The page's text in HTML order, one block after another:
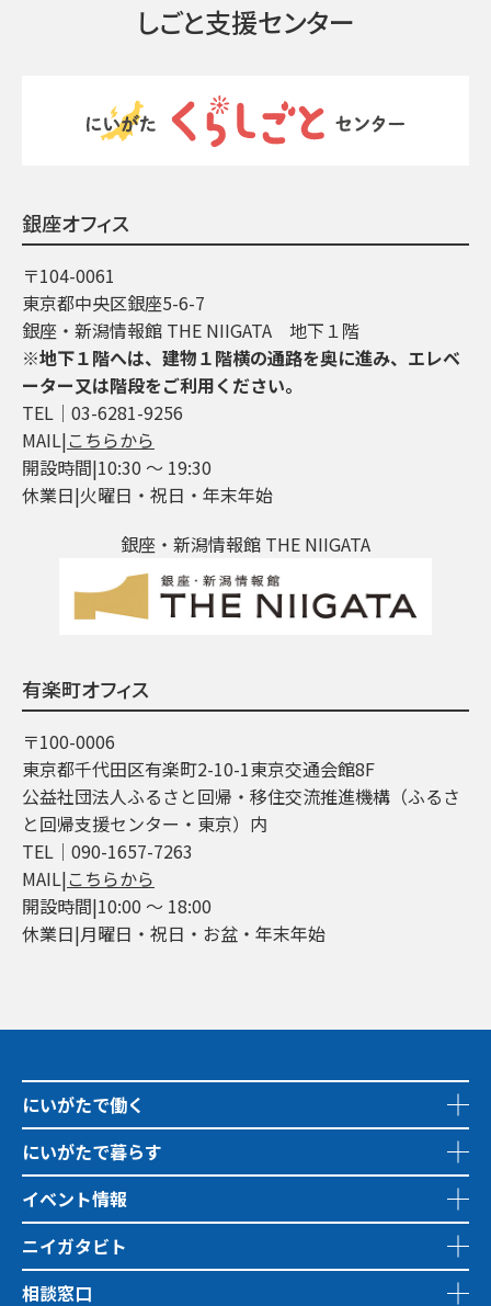
しごと支援センター
銀座オフィス
〒104-0061
東京都中央区銀座5-6-7
銀座・新潟情報館 THE NIIGATA 地下１階
※地下１階へは、建物１階横の通路を奥に進み、エレベ
ーター又は階段をご利用ください。
TEL│03-6281-9256
MAIL|こちらから
開設時間|10:30 ～ 19:30
休業日|火曜日・祝日・年末年始
銀座・新潟情報館 THE NIIGATA
有楽町オフィス
〒100-0006
東京都千代田区有楽町2-10-1東京交通会館8F
公益社団法人ふるさと回帰・移住交流推進機構（ふるさ
と回帰支援センター・東京）内
TEL│090-1657-7263
MAIL|こちらから
開設時間|10:00 ～ 18:00
休業日|月曜日・祝日・お盆・年末年始
にいがたで働く
にいがたで暮らす
イベント情報
ニイガタビト
相談窓口